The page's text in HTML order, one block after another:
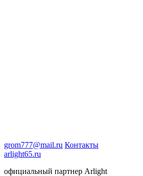
grom777@mail.ru Контакты
arlight65.ru
официальный партнер Arlight